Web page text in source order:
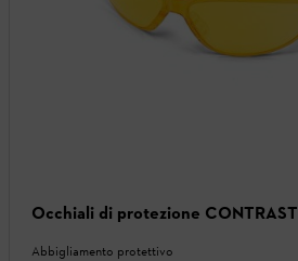
Occhiali di protezione CONTRAST
Abbigliamento protettivo